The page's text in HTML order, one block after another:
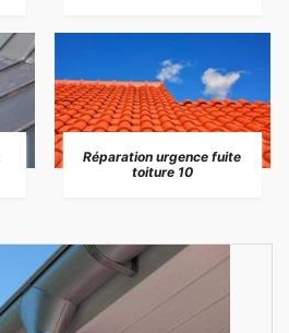
Réparation urgence fuite
toiture 10